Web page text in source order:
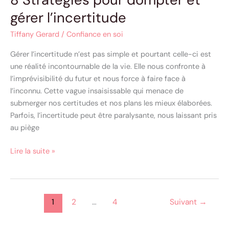
gérer l’incertitude
Tiffany Gerard / Confiance en soi
Gérer l’incertitude n’est pas simple et pourtant celle-ci est
une réalité incontournable de la vie. Elle nous confronte à
l’imprévisibilité du futur et nous force à faire face à
l’inconnu. Cette vague insaisissable qui menace de
submerger nos certitudes et nos plans les mieux élaborées.
Parfois, l’incertitude peut être paralysante, nous laissant pris
au piège
Lire la suite »
1 2 … 4 Suivant →